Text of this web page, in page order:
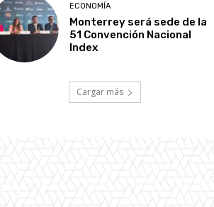
ECONOMÍA
Monterrey será sede de la
51 Convención Nacional
Index
Cargar más